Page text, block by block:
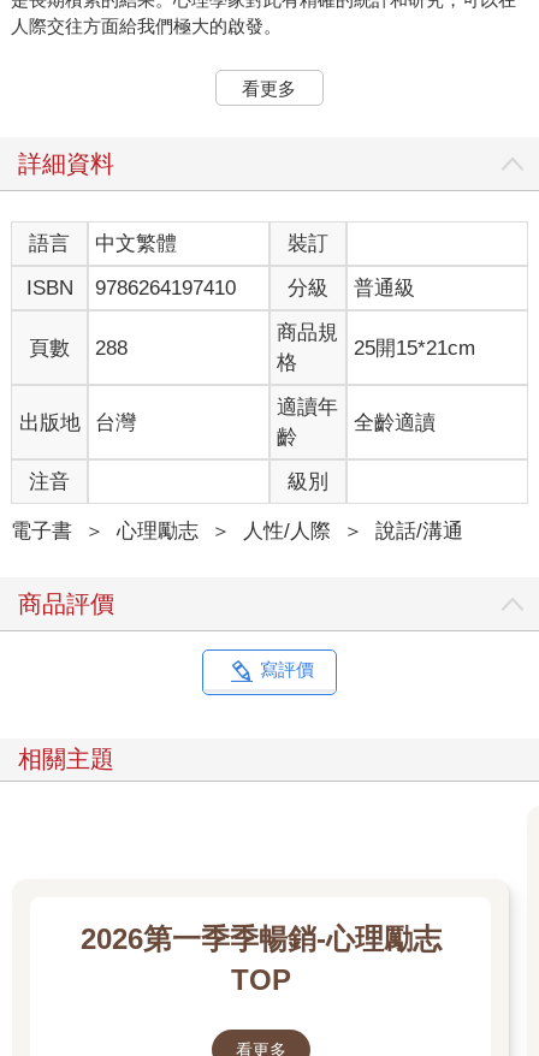
人際交往方面給我們極大的啟發。
心理學家馬塞爾‧羅沙達（Marcial Losada）在研究公司組織管理
現高效團隊的比例是5.6︰1，中效團隊是1.9︰1，而低效團隊是
被稱為溝通中的羅沙達比例。
無獨有偶，婚姻專家約翰‧高特曼（John Gottman）統計了不同夫
婦的談話後發現，如果積極用語和消極用語的比例低於2.9︰1，
就意味著他們快離婚了。要想獲得親密和充滿愛的婚姻，兩者的
比例需要達到5︰1，即你對配偶的每句指責帶來的不良影響，都
知名商業諮詢顧問劉潤老師在一篇文章裡寫道：我有位老闆在美
國電話電報公司工作時，上司是卡莉‧菲奧莉娜（後來擔任惠普全
球CEO），他向卡莉匯報工作時，遇到任何問題，卡莉從來不說
「這不行，這個想法很愚蠢」，而會說「這個想法很棒，如果在
某某方面再完善一下，估計可行性會大大提高」。每次，我這位
老闆都滿懷激動地走出卡莉的辦公室。顯然，卡莉在和下屬的溝
如何讓別人更喜歡你
用羅沙達比例來解釋開頭的問題，就不難理解。假設一個丈夫在
妻子面前總是謊話連篇，甚至實施家暴，那麼妻子遲早會心灰意
事、說話不靠譜，那麼遲早會被上司嫌棄，甚至辭退。
麼這個情感帳戶就會虧損，並逐漸失去對方的信任。就像一位父
親長年累月忙於工作，疏忽了對孩子的關愛和陪伴，結果有一天
突然發現孩子長大了，不再和他親近，這是父親和孩子的情感帳
史蒂芬‧柯維提到了向情感帳戶存款的七種做法，分別是：理解他
看更多
詳細資料
語言 中文繁體
裝訂
ISBN
9786264197410 分級 普通級
頁數 288
商品規
格
25開15*21cm
出版地 台灣
適讀年
齡
全齡適讀
注音 級別
電子書 ＞ 心理勵志 ＞ 人性/人際 ＞ 說話/溝通
商品評價
寫評價
相關主題
2026第一季季暢銷-心理勵志
TOP
看更多